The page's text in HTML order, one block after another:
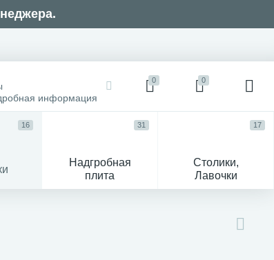
информация
0 0
16
Надгробная
плита
31
Столики,
Лавочки
17